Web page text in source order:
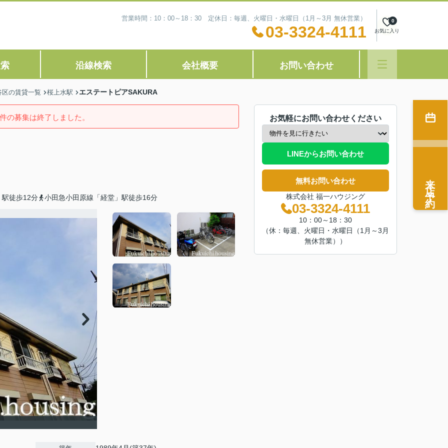
営業時間：10：00～18：30 定休日：毎週、火曜日・水曜日（1月～3月 無休営業）
03-3324-4111 お気に入り
0
沿線検索 会社概要 お問い合わせ
区の賃貸一覧 桜上水駅 エステートピアSAKURA
の募集は終了しました。
駅徒歩12分 小田急小田原線「経堂」駅徒歩16分
お気軽にお問い合わせください
LINEからお問い合わせ
無料お問い合わせ
株式会社 福一ハウジング
03-3324-4111
10：00～18：30
（休：毎週、火曜日・水曜日（1月～3月
無休営業））
来店予約